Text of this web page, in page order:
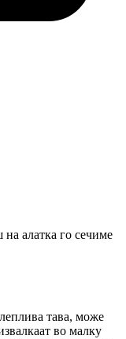
алатка го сечиме
тава, може
во малку